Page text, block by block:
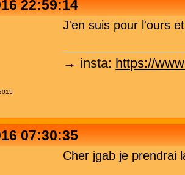
22:59:14
J'en suis pour l'ours
→ insta: https://
07:30:35
Cher jgab je prendrai